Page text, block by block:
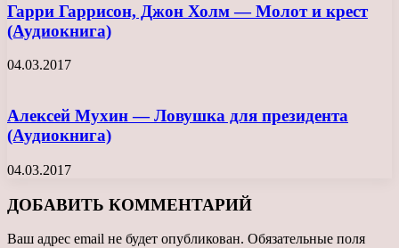
Гарри Гаррисон, Джон Холм — Молот и крест
(Аудиокнига)
04.03.2017
Алексей Мухин — Ловушка для президента
(Аудиокнига)
04.03.2017
ДОБАВИТЬ КОММЕНТАРИЙ
Ваш адрес email не будет опубликован. Обязательные поля